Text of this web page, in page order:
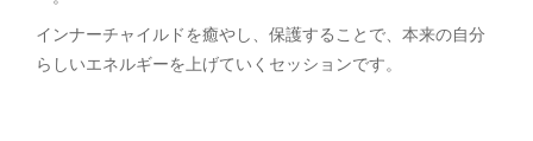
インナーチャイルドを癒やし、保護することで、本来の自分
らしいエネルギーを上げていくセッションです。